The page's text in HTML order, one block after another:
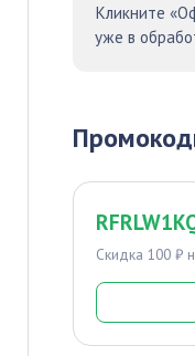
Кликните
уже в
Скидка 100 ₽